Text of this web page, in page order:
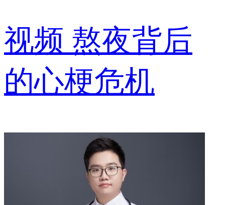
视频 熬夜背后
的心梗危机